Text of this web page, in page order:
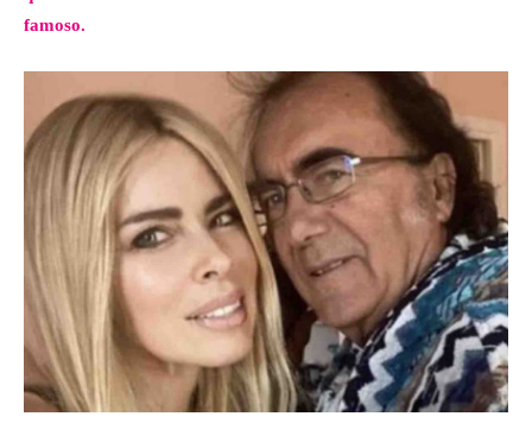
famoso.